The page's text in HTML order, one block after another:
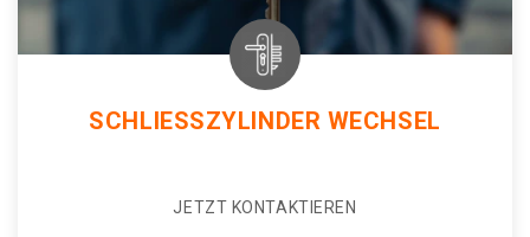
SCHLIESSZYLINDER WECHSEL
JETZT KONTAKTIEREN